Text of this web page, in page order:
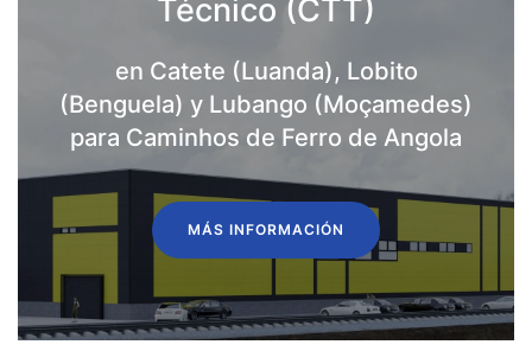
Técnico (CTT)
en Catete (Luanda), Lobito
(Benguela) y Lubango (Moçamedes)
para Caminhos de Ferro de Angola
MÁS INFORMACIÓN